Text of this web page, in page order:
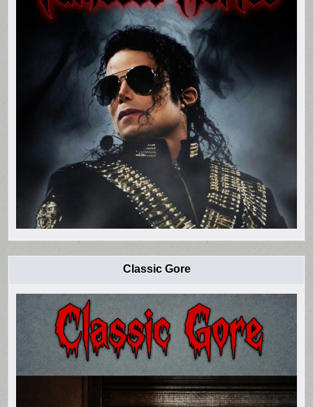
Classic Gore